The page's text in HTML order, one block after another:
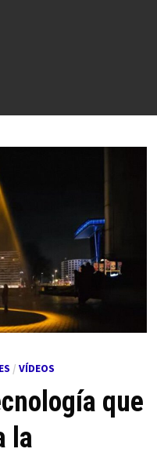
/ VÍDEOS
que
la